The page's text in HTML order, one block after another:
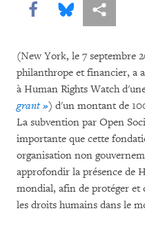
Share this via Facebook
Share this via
Share this
(New York, le 7 septembre
philanthrope et financier, a
à Human Rights Watch
grant ») d'un montant de
La subvention par Open
importante que cette
organisation non
approfondir la présence de
mondial, afin de protéger
les droits humains dans le